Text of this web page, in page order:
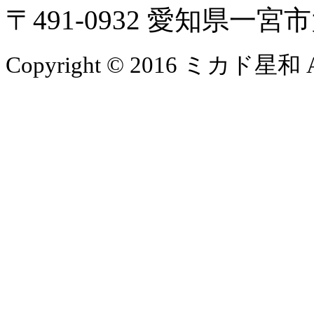
〒491-0932 愛知県一宮
Copyright © 2016 ミカド星和